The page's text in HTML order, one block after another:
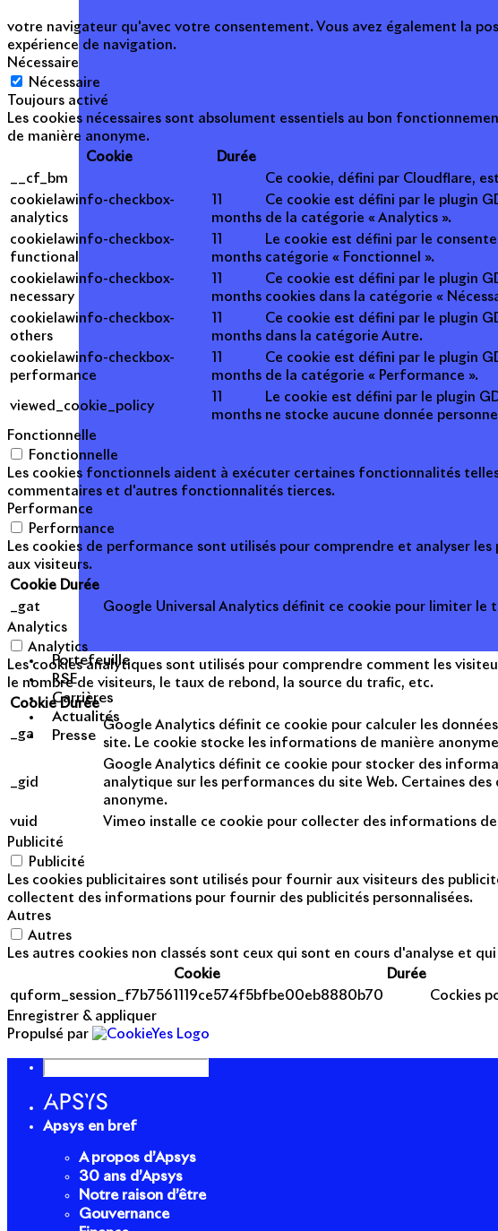
Portefeuille
RSE
Carrières
Actualités
Presse
votre navigateur qu'avec votre consentement. Vous avez également la
expérience de navigation.
Nécessaire
Nécessaire
Toujours activé
Les cookies nécessaires sont absolument essentiels au bon
de manière anonyme.
Cookie
Durée
__cf_bm
Ce cookie, défini par Cloudflare,
cookielawinfo-checkbox-
analytics
months
Ce cookie est défini par le plugin
de la catégorie « Analytics ».
cookielawinfo-checkbox-
functional
months
Le cookie est défini par le
catégorie « Fonctionnel ».
cookielawinfo-checkbox-
necessary
months
Ce cookie est défini par le plugin
cookies dans la catégorie «
cookielawinfo-checkbox-
others
months
Ce cookie est défini par le plugin
dans la catégorie Autre.
cookielawinfo-checkbox-
performance
months
Ce cookie est défini par le plugin
de la catégorie « Performance ».
viewed_cookie_policy
months
Le cookie est défini par le plugin
ne stocke aucune donnée
Fonctionnelle
Fonctionnelle
Les cookies fonctionnels aident à exécuter certaines fonctionnalités
commentaires et d'autres fonctionnalités tierces.
Performance
Performance
Les cookies de performance sont utilisés pour comprendre et analyser
aux visiteurs.
Cookie Durée
_gat
Google Universal Analytics définit ce cookie pour limiter
Analytics
Analytics
Les cookies analytiques sont utilisés pour comprendre comment les
le nombre de visiteurs, le taux de rebond, la source du trafic, etc.
Cookie Durée
_ga
Google Analytics définit ce cookie pour calculer les
site. Le cookie stocke les informations de manière
_gid
Google Analytics définit ce cookie pour stocker des
analytique sur les performances du site Web. Certaines
anonyme.
vuid
Vimeo installe ce cookie pour collecter des informations
Publicité
Publicité
Les cookies publicitaires sont utilisés pour fournir aux visiteurs des
collectent des informations pour fournir des publicités personnalisées.
Autres
Autres
Les autres cookies non classés sont ceux qui sont en cours d'analyse et
Cookie
Durée
quform_session_f7b7561119ce574f5bfbe00eb8880b70
Cockies
Enregistrer & appliquer
Propulsé par
Apsys en bref
A propos d’Apsys
30 ans d’Apsys
Notre raison d’être
Gouvernance